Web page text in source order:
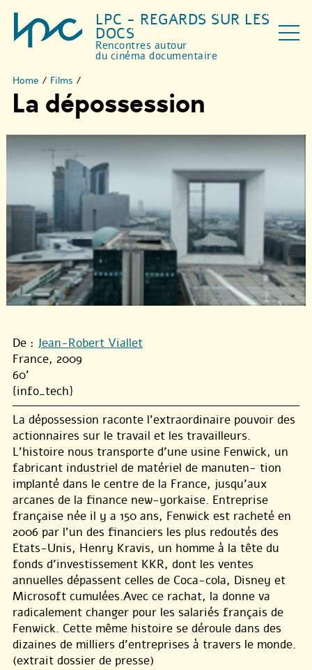
LPC - REGARDS SUR LES
DOCS
Rencontres autour
du cinéma documentaire
Home / Films /
La dépossession
De : Jean-Robert Viallet
France, 2009
60'
{info_tech}
La dépossession raconte l’extraordinaire pouvoir des
actionnaires sur le travail et les travailleurs.
L’histoire nous transporte d’une usine Fenwick, un
fabricant industriel de matériel de manuten- tion
implanté dans le centre de la France, jusqu’aux
arcanes de la finance new-yorkaise. Entreprise
française née il y a 150 ans, Fenwick est racheté en
2006 par l’un des financiers les plus redoutés des
Etats-Unis, Henry Kravis, un homme à la tête du
fonds d’investissement KKR, dont les ventes
annuelles dépassent celles de Coca-cola, Disney et
Microsoft cumulées.Avec ce rachat, la donne va
radicalement changer pour les salariés français de
Fenwick. Cette même histoire se déroule dans des
dizaines de milliers d’entreprises à travers le monde.
(extrait dossier de presse)